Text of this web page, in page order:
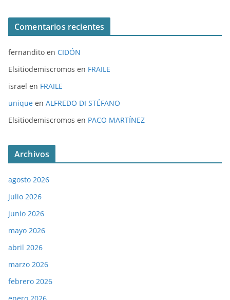
Comentarios recientes
fernandito en CIDÓN
Elsitiodemiscromos en FRAILE
israel en FRAILE
unique en ALFREDO DI STÉFANO
Elsitiodemiscromos en PACO MARTÍNEZ
Archivos
agosto 2026
julio 2026
junio 2026
mayo 2026
abril 2026
marzo 2026
febrero 2026